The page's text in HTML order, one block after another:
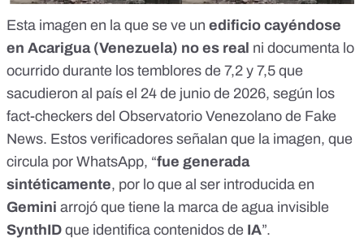
Esta imagen en la que se ve un edificio cayéndose
en Acarigua (Venezuela) no es real ni documenta lo
ocurrido durante los temblores de 7,2 y 7,5 que
sacudieron al país el 24 de junio de 2026, según los
fact-checkers del Observatorio Venezolano de Fake
News. Estos verificadores señalan que la imagen, que
circula por WhatsApp, “fue generada
sintéticamente, por lo que al ser introducida en
Gemini arrojó que tiene la marca de agua invisible
SynthID que identifica contenidos de IA”.